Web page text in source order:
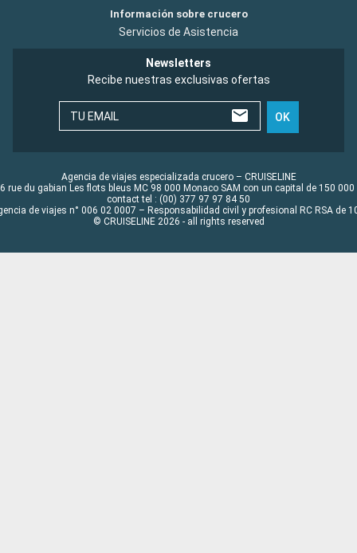
Información sobre crucero
Servicios de Asistencia
Newsletters
Recibe nuestras exclusivas ofertas
TU EMAIL OK
Agencia de viajes especializada crucero – CRUISELINE
rue du gabian Les flots bleus MC 98 000 Monaco SAM con un capital de 150 000
contact tel : (00) 377 97 97 84 50
de viajes n° 006 02 0007 – Responsabilidad civil y profesional RC RSA de
© CRUISELINE 2026 - all rights reserved